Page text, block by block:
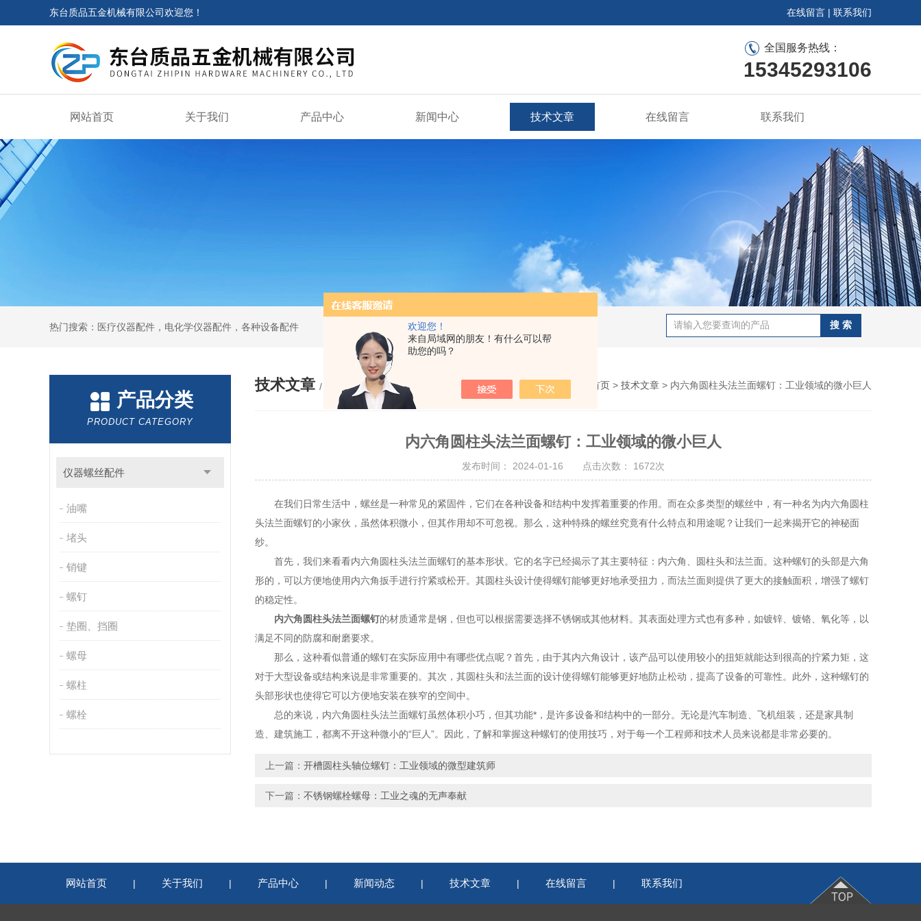
欢迎您！
来自局域网的朋友！有什么可以帮
助您的吗？
东台质品五金机械有限公司欢迎您！ 在线留言 | 联系我们
全国服务热线：
15345293106
网站首页 关于我们 产品中心 新闻中心 技术文章 在线留言 联系我们
热门搜索：医疗仪器配件，电化学仪器配件，各种设备配件
产品分类
PRODUCT CATEGORY
仪器螺丝配件
油嘴
堵头
销键
螺钉
垫圈、挡圈
螺母
螺柱
螺栓
技术文章 / ARTICLE 您的位置： 网站首页 > 技术文章 > 内六角圆柱头法兰面螺钉：工业领域的微小巨人
内六角圆柱头法兰面螺钉：工业领域的微小巨人
发布时间： 2024-01-16 点击次数： 1672次
在我们日常生活中，螺丝是一种常见的紧固件，它们在各种设备和结构中发挥着重要的作用。而在众多类型的螺丝中，有一种名为内六角圆柱
头法兰面螺钉的小家伙，虽然体积微小，但其作用却不可忽视。那么，这种特殊的螺丝究竟有什么特点和用途呢？让我们一起来揭开它的神秘面
纱。
首先，我们来看看内六角圆柱头法兰面螺钉的基本形状。它的名字已经揭示了其主要特征：内六角、圆柱头和法兰面。这种螺钉的头部是六角
形的，可以方便地使用内六角扳手进行拧紧或松开。其圆柱头设计使得螺钉能够更好地承受扭力，而法兰面则提供了更大的接触面积，增强了螺钉
的稳定性。
内六角圆柱头法兰面螺钉的材质通常是钢，但也可以根据需要选择不锈钢或其他材料。其表面处理方式也有多种，如镀锌、镀铬、氧化等，以
满足不同的防腐和耐磨要求。
那么，这种看似普通的螺钉在实际应用中有哪些优点呢？首先，由于其内六角设计，该产品可以使用较小的扭矩就能达到很高的拧紧力矩，这
对于大型设备或结构来说是非常重要的。其次，其圆柱头和法兰面的设计使得螺钉能够更好地防止松动，提高了设备的可靠性。此外，这种螺钉的
头部形状也使得它可以方便地安装在狭窄的空间中。
总的来说，内六角圆柱头法兰面螺钉虽然体积小巧，但其功能*，是许多设备和结构中的一部分。无论是汽车制造、飞机组装，还是家具制
造、建筑施工，都离不开这种微小的“巨人”。因此，了解和掌握这种螺钉的使用技巧，对于每一个工程师和技术人员来说都是非常必要的。
上一篇： 开槽圆柱头轴位螺钉：工业领域的微型建筑师
下一篇： 不锈钢螺栓螺母：工业之魂的无声奉献
网站首页 | 关于我们 | 产品中心 | 新闻动态 | 技术文章 | 在线留言 | 联系我们